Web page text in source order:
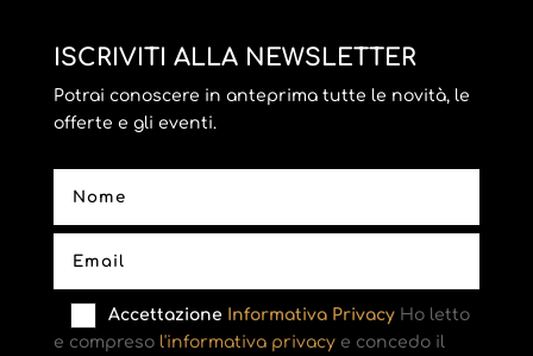
ISCRIVITI ALLA NEWSLETTER
Potrai conoscere in anteprima tutte le novità, le
offerte e gli eventi.
Accettazione Informativa PrivacyHo letto
e compreso l'informativa privacye concedo il